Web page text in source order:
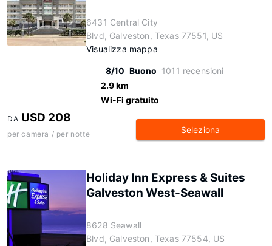
6431 Central City
Blvd, Galveston, Texas 77551, US
Visualizza mappa
8/10 Buono 1011 recensioni
2.9 km
Wi-Fi gratuito
DA USD 208
per camera / per notte Seleziona
Holiday Inn Express & Suites
Galveston West-Seawall
8628 Seawall
Blvd, Galveston, Texas 77554, US